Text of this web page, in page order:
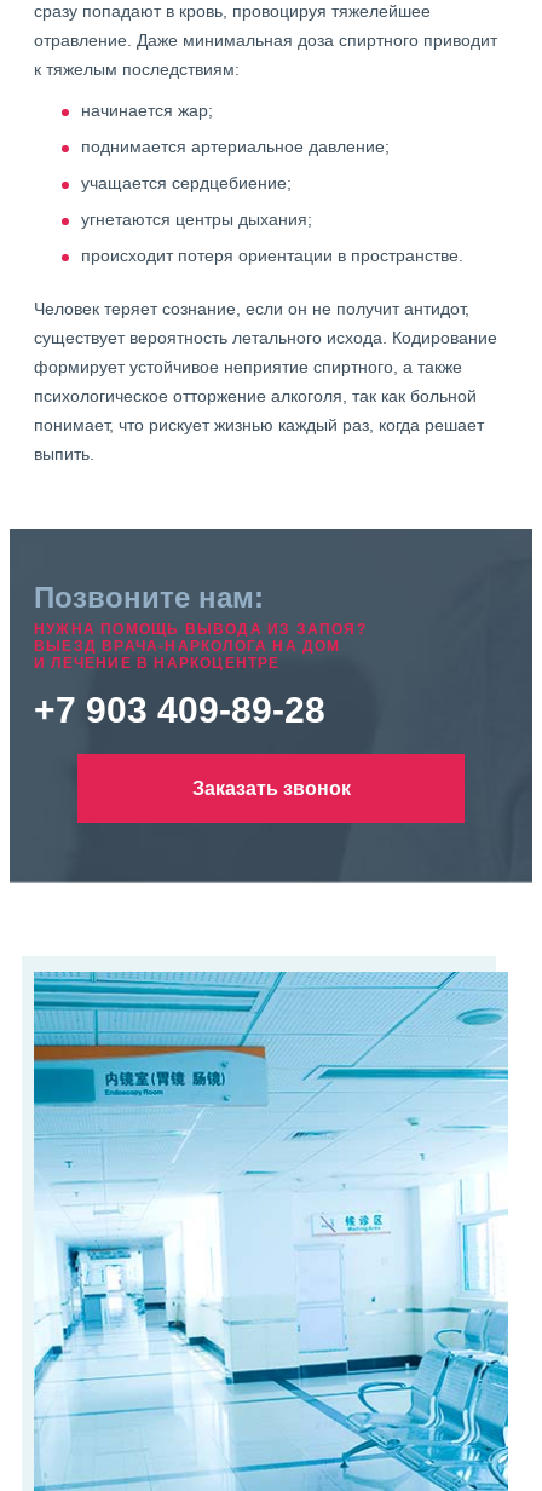
сразу попадают в кровь, провоцируя тяжелейшее
отравление. Даже минимальная доза спиртного приводит
к тяжелым последствиям:
начинается жар;
поднимается артериальное давление;
учащается сердцебиение;
угнетаются центры дыхания;
происходит потеря ориентации в пространстве.
Человек теряет сознание, если он не получит антидот,
существует вероятность летального исхода. Кодирование
формирует устойчивое неприятие спиртного, а также
психологическое отторжение алкоголя, так как больной
понимает, что рискует жизнью каждый раз, когда решает
выпить.
Позвоните нам:
НУЖНА ПОМОЩЬ ВЫВОДА ИЗ ЗАПОЯ?
ВЫЕЗД ВРАЧА-НАРКОЛОГА НА ДОМ
И ЛЕЧЕНИЕ В НАРКОЦЕНТРЕ
+7 903 409-89-28
Заказать звонок